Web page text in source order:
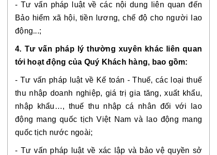
- Tư vấn pháp luật về các nội dung liên quan đến
Bảo hiểm xã hội, tiền lương, chế độ cho người lao
động...;
4. Tư vấn pháp lý thường xuyên khác liên quan
tới hoạt động của Quý Khách hàng, bao gồm:
- Tư vấn pháp luật về Kế toán - Thuế, các loại thuế
thu nhập doanh nghiệp, giá trị gia tăng, xuất khẩu,
nhập khẩu…, thuế thu nhập cá nhân đối với lao
động mang quốc tịch Việt Nam và lao động mang
quốc tịch nước ngoài;
- Tư vấn pháp luật về xác lập và bảo vệ quyền sở